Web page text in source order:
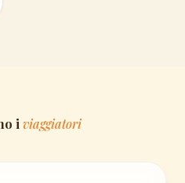
i viaggiatori